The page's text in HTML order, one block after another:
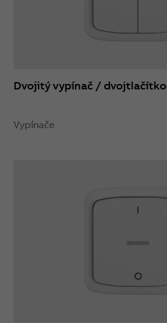
Dvojitý vypínač / dvojtlačítko
Vypínače